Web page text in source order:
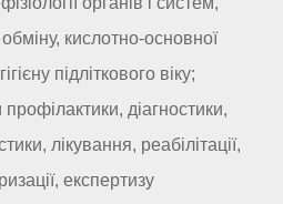
кислотно-основної
підліткового віку;
профілактики, діагностики,
лікування, реабілітації,
експертизу